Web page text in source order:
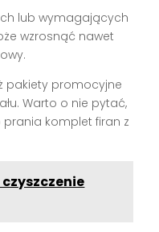
lub wymagających
wzrosnąć nawet
pakiety promocyjne
Warto o nie pytać,
komplet firan z